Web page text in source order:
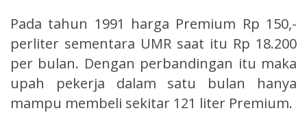
Pada tahun 1991 harga Premium Rp 150,-
perliter sementara UMR saat itu Rp 18.200
per bulan. Dengan perbandingan itu maka
upah pekerja dalam satu bulan hanya
mampu membeli sekitar 121 liter Premium.